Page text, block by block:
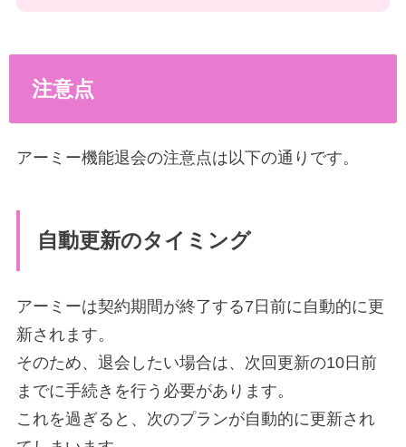
注意点
アーミー機能退会の注意点は以下の通りです。
自動更新のタイミング
アーミーは契約期間が終了する7日前に自動的に更
新されます。
そのため、退会したい場合は、次回更新の10日前
までに手続きを行う必要があります。
これを過ぎると、次のプランが自動的に更新され